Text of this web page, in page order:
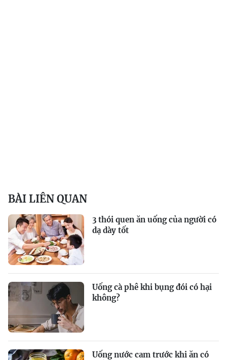
BÀI LIÊN QUAN
3 thói quen ăn uống của người có
dạ dày tốt
Uống cà phê khi bụng đói có hại
không?
Uống nước cam trước khi ăn có